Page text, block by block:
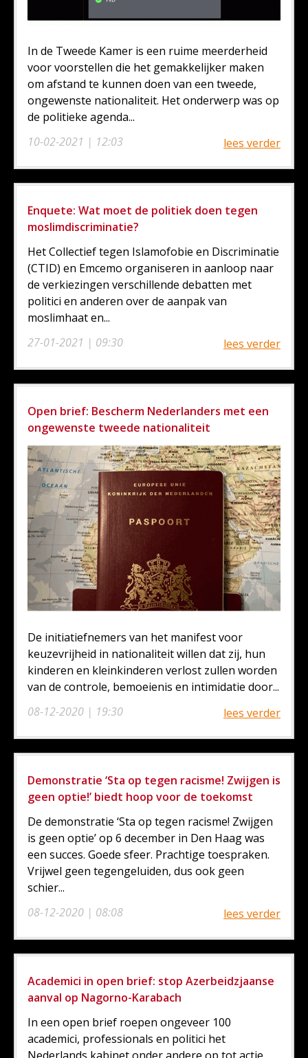
10-02-2021 | 12:03
In de Tweede Kamer is een ruime meerderheid
voor voorstellen die het gemakkelijker maken
om afstand te kunnen doen van een tweede,
ongewenste nationaliteit. Het onderwerp was op
de politieke agenda...
lees verder
Enquete: Wat moet de politiek doen tegen
moslimdiscriminatie?
27-01-2021 | 09:30
Het Collectief tegen Islamofobie en Discriminatie
(CTID) en Emcemo organiseren in aanloop naar
de verkiezingen verschillende debatten met
politici en anderen over de aanpak van
moslimhaat en...
lees verder
Open brief: Bescherm Nederlanders met een
ongewenste tweede nationaliteit
08-12-2020 | 19:30
De initiatiefnemers van het manifest voor
keuzevrijheid in nationaliteit willen dat zij, hun
kinderen en kleinkinderen verlost zullen worden
van de controle, bemoeienis en intimidatie door...
lees verder
Demonstratie ‘Sta op tegen racisme! Zwijgen is
geen optie!’ biedt hoop voor de toekomst
08-12-2020 | 08:08
De demonstratie ‘Sta op tegen racisme! Zwijgen
is geen optie’ op 6 december in Den Haag was
een succes. Goede sfeer. Prachtige toespraken.
Vrijwel geen tegengeluiden, dus ook geen
schier...
lees verder
Academici in open brief: stop Azerbeidzjaanse
aanval op Nagorno-Karabach
In een open brief roepen ongeveer 100
academici, professionals en politici het